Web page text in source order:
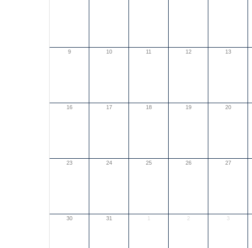
9 10 11 12 13
16 17 18 19 20
23 24 25 26 27
30 31 1 2 3